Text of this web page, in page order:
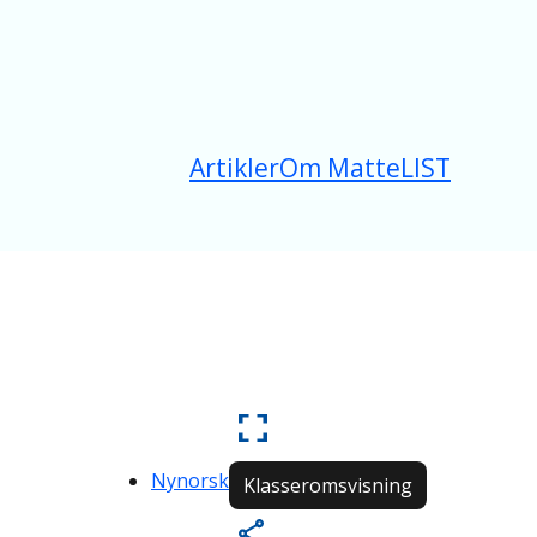
ArtiklerOm MatteLIST
Nynorsk Klasseromsvisning